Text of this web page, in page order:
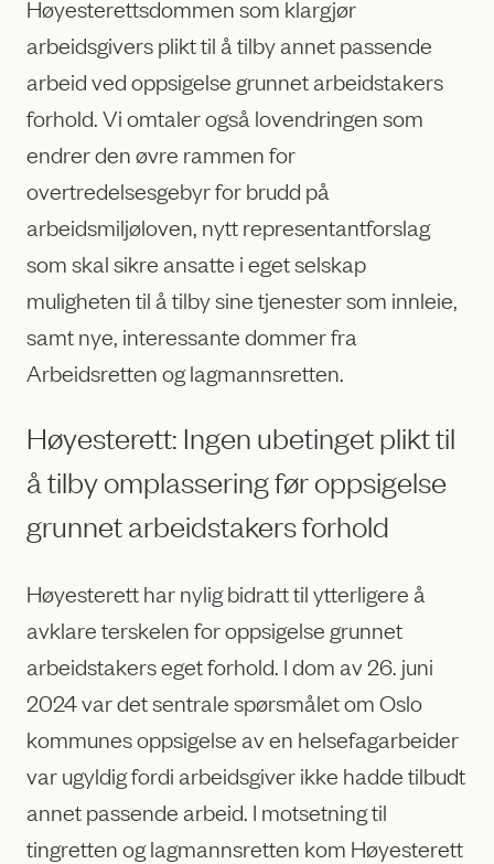
Høyesterettsdommen som klargjør
arbeidsgivers plikt til å tilby annet passende
arbeid ved oppsigelse grunnet arbeidstakers
forhold. Vi omtaler også lovendringen som
endrer den øvre rammen for
overtredelsesgebyr for brudd på
arbeidsmiljøloven, nytt representantforslag
som skal sikre ansatte i eget selskap
muligheten til å tilby sine tjenester som innleie,
samt nye, interessante dommer fra
Arbeidsretten og lagmannsretten.
Høyesterett: Ingen ubetinget plikt til
å tilby omplassering før oppsigelse
grunnet arbeidstakers forhold
Høyesterett har nylig bidratt til ytterligere å
avklare terskelen for oppsigelse grunnet
arbeidstakers eget forhold. I dom av 26. juni
2024 var det sentrale spørsmålet om Oslo
kommunes oppsigelse av en helsefagarbeider
var ugyldig fordi arbeidsgiver ikke hadde tilbudt
annet passende arbeid. I motsetning til
tingretten og lagmannsretten kom Høyesterett